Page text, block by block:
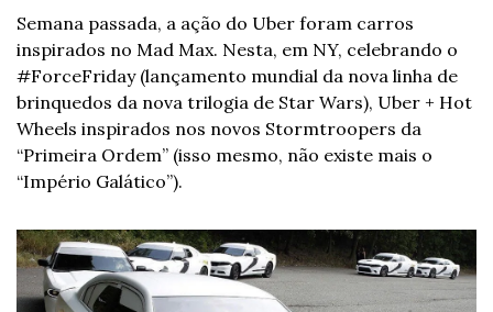
Semana passada, a ação do Uber foram carros
inspirados no Mad Max. Nesta, em NY, celebrando o
#ForceFriday (lançamento mundial da nova linha de
brinquedos da nova trilogia de Star Wars), Uber + Hot
Wheels inspirados nos novos Stormtroopers da
“Primeira Ordem” (isso mesmo, não existe mais o
“Império Galático”).